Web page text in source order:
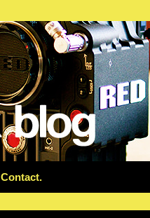
Contact